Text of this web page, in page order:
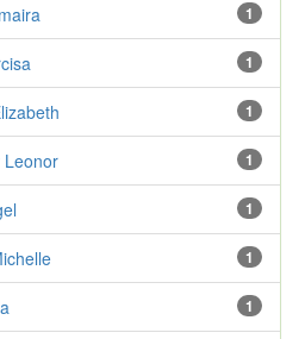
1
1
1
1
Leonor
1
1
1